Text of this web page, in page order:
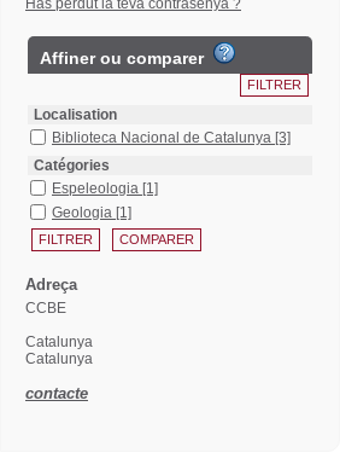
Has perdut la teva contrasenya ?
Affiner ou comparer
Localisation
Biblioteca Nacional de Catalunya [3]
Catégories
Espeleologia [1]
Geologia [1]
Adreça
CCBE
Catalunya
Catalunya
contacte